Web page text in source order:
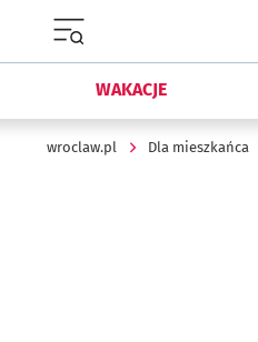
WAKACJE
wroclaw.pl Dla mieszkańca